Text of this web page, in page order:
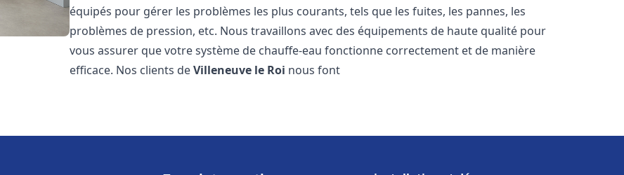
équipés pour gérer les problèmes les plus courants, tels que les fuites, les pannes, les
problèmes de pression, etc. Nous travaillons avec des équipements de haute qualité pour
vous assurer que votre système de chauffe-eau fonctionne correctement et de manière
efficace. Nos clients deVilleneuve le Roi nous font